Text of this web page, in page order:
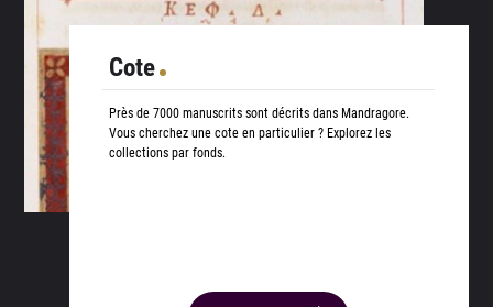
Cote
Près de 7000 manuscrits sont décrits dans Mandragore.
Vous cherchez une cote en particulier ? Explorez les
collections par fonds.